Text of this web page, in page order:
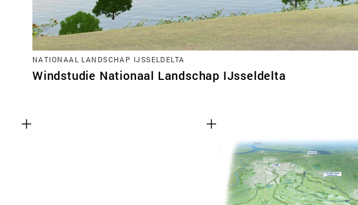
NATIONAAL LANDSCHAP IJSSELDELTA
Windstudie Nationaal Landschap IJsseldelta